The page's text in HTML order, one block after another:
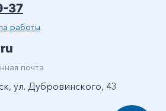
37
работы
почта
ул. Дубровинского, 43